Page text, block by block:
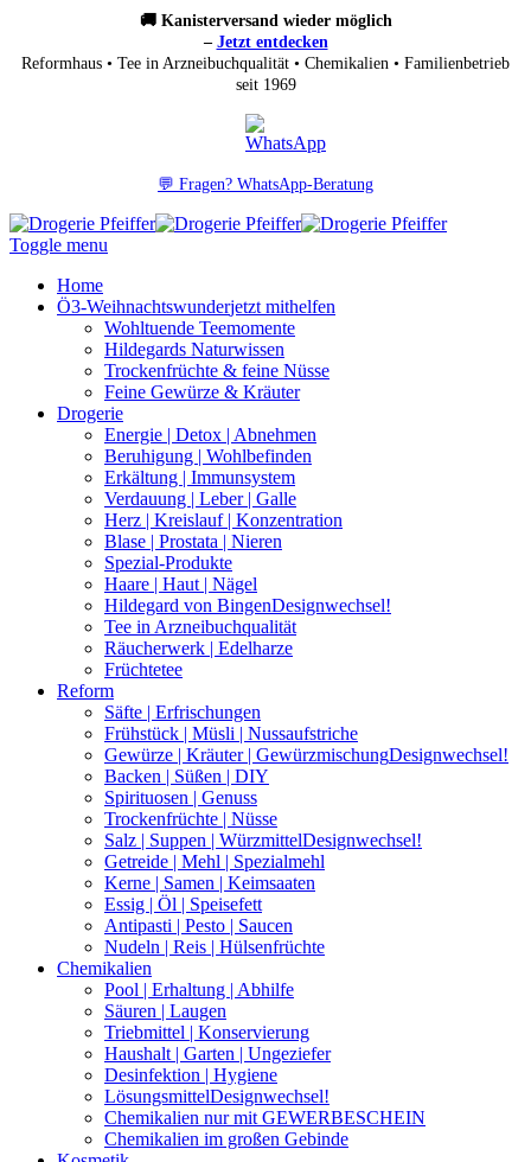
🚚 Kanisterversand wieder möglich
– Jetzt entdecken
Reformhaus • Tee in Arzneibuchqualität • Chemikalien • Familienbetrieb
seit 1969
💬 Fragen? WhatsApp-Beratung
Toggle menu
Home
Ö3-Weihnachtswunderjetzt mithelfen
Wohltuende Teemomente
Hildegards Naturwissen
Trockenfrüchte & feine Nüsse
Feine Gewürze & Kräuter
Drogerie
Energie | Detox | Abnehmen
Beruhigung | Wohlbefinden
Erkältung | Immunsystem
Verdauung | Leber | Galle
Herz | Kreislauf | Konzentration
Blase | Prostata | Nieren
Spezial-Produkte
Haare | Haut | Nägel
Hildegard von BingenDesignwechsel!
Tee in Arzneibuchqualität
Räucherwerk | Edelharze
Früchtetee
Reform
Säfte | Erfrischungen
Frühstück | Müsli | Nussaufstriche
Gewürze | Kräuter | GewürzmischungDesignwechsel!
Backen | Süßen | DIY
Spirituosen | Genuss
Trockenfrüchte | Nüsse
Salz | Suppen | WürzmittelDesignwechsel!
Getreide | Mehl | Spezialmehl
Kerne | Samen | Keimsaaten
Essig | Öl | Speisefett
Antipasti | Pesto | Saucen
Nudeln | Reis | Hülsenfrüchte
Chemikalien
Pool | Erhaltung | Abhilfe
Säuren | Laugen
Triebmittel | Konservierung
Haushalt | Garten | Ungeziefer
Desinfektion | Hygiene
LösungsmittelDesignwechsel!
Chemikalien nur mit GEWERBESCHEIN
Chemikalien im großen Gebinde